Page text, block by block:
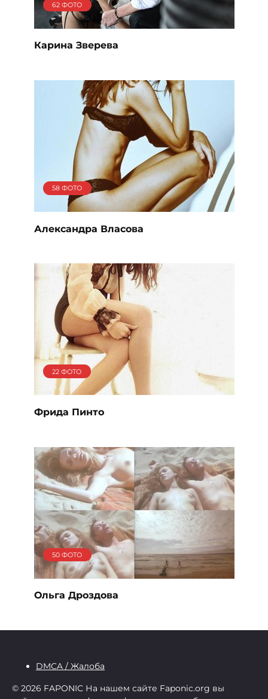
62 ФОТО
Карина Зверева
58 ФОТО
Александра Власова
22 ФОТО
Фрида Пинто
50 ФОТО
Ольга Дроздова
DMCA / Жалоба
© 2026 FAPONIC На нашем сайте Faponic.org вы